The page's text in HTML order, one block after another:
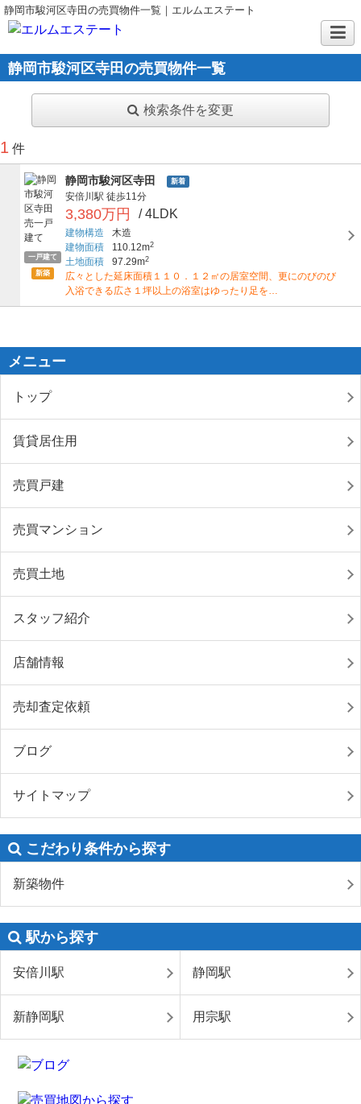
静岡市駿河区寺田の売買物件一覧｜エルムエステート
静岡市駿河区寺田の売買物件一覧
検索条件を変更
1 件
一戸建て
新築
静岡市駿河区寺田 新着
安倍川駅 徒歩11分
3,380万円 / 4LDK
建物構造
木造
建物面積
110.12m2
土地面積 97.29m2
広々とした延床面積１１０．１２㎡の居室空間、更にのびのび
入浴できる広さ１坪以上の浴室はゆったり足を…
メニュー
トップ
賃貸居住用
売買戸建
売買マンション
売買土地
スタッフ紹介
店舗情報
売却査定依頼
ブログ
サイトマップ
こだわり条件から探す
新築物件
駅から探す
安倍川駅 静岡駅
新静岡駅 用宗駅